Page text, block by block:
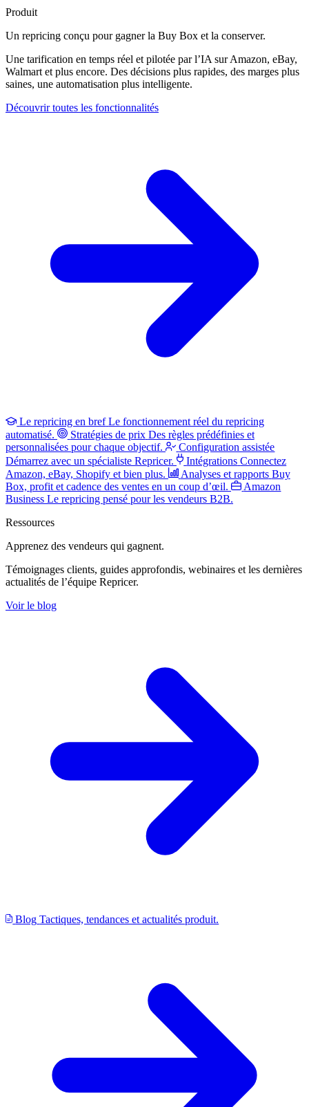
Produit
Un repricing conçu pour gagner la Buy Box et la conserver.
Une tarification en temps réel et pilotée par l’IA sur Amazon, eBay,
Walmart et plus encore. Des décisions plus rapides, des marges plus
saines, une automatisation plus intelligente.
Découvrir toutes les fonctionnalités
Le repricing en bref Le fonctionnement réel du repricing
automatisé.
Stratégies de prix Des règles prédéfinies et
personnalisées pour chaque objectif.
Configuration assistée
Démarrez avec un spécialiste Repricer.
Intégrations Connectez
Amazon, eBay, Shopify et bien plus.
Analyses et rapports Buy
Box, profit et cadence des ventes en un coup d’œil.
Amazon
Business Le repricing pensé pour les vendeurs B2B.
Ressources
Apprenez des vendeurs qui gagnent.
Témoignages clients, guides approfondis, webinaires et les dernières
actualités de l’équipe Repricer.
Voir le blog
Blog Tactiques, tendances et actualités produit.